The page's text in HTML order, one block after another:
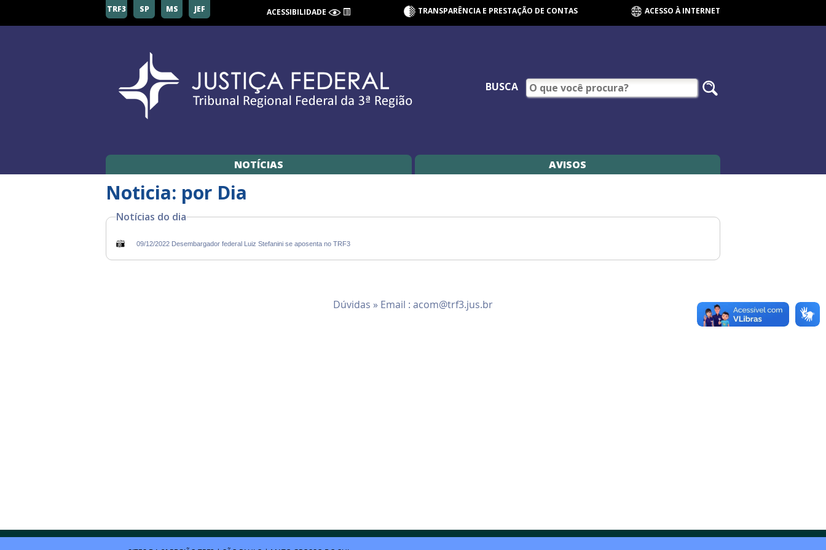
TRF3 SP MS JEF ACESSIBILIDADE TRANSPARÊNCIA E PRESTAÇÃO DE CONTAS ACESSO À INTERNET
BUSCA
NOTÍCIAS AVISOS
Noticia: por Dia
Notícias do dia
09/12/2022 Desembargador federal Luiz Stefanini se aposenta no TRF3
Dúvidas » Email : acom@trf3.jus.br